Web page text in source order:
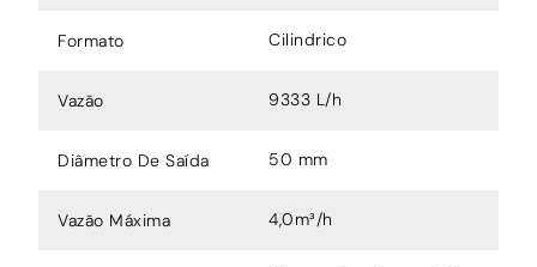
Formato Cilindrico
Vazão 9333 L/h
Diâmetro De Saída 50 mm
Vazão Máxima 4,0m³/h